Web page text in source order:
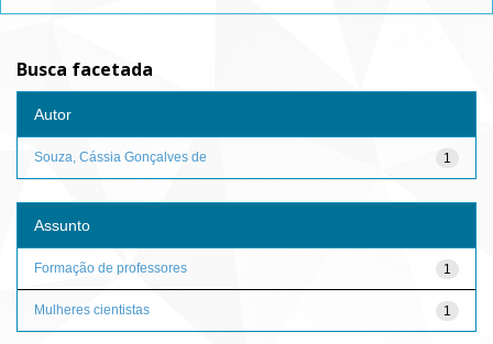
Busca facetada
Autor
1
Souza, Cássia Gonçalves de
Assunto
1
Formação de professores
1
Mulheres cientistas